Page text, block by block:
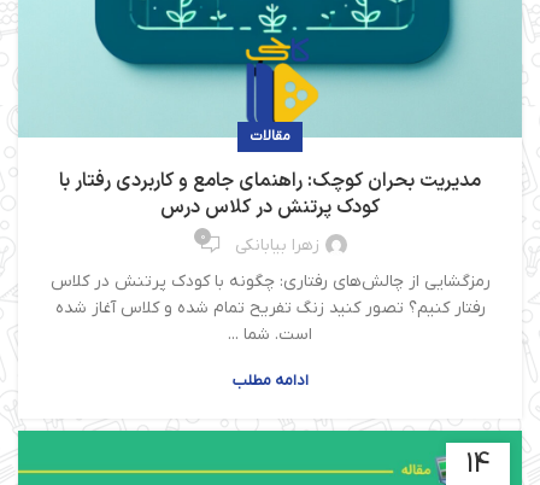
مقالات
مدیریت بحران کوچک: راهنمای جامع و کاربردی رفتار با
کودک پرتنش در کلاس درس
زهرا بیابانکی 0
رمزگشایی از چالش‌های رفتاری: چگونه با کودک پرتنش در کلاس
رفتار کنیم؟ تصور کنید زنگ تفریح تمام شده و کلاس آغاز شده
است. شما ...
ادامه مطلب
14